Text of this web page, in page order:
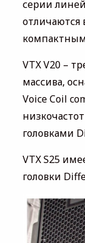
серии
VTX V20 –
массива,
Voice Coil
головками
VTX S25
головки